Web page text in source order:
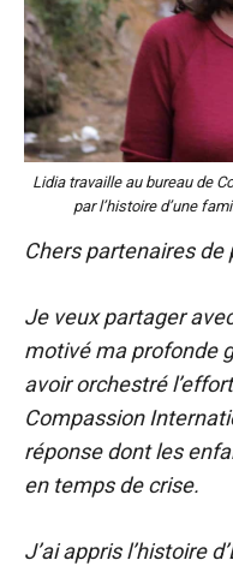
Lidia travaille au bureau de
par l’histoire d’une
Chers partenaires de
Je veux partager
motivé ma profonde
avoir orchestré
Compassion
réponse dont les
en temps de crise.
J’ai appris l’histoire